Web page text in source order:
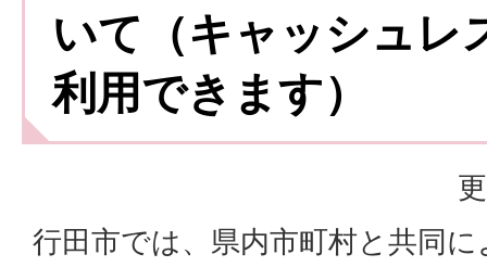
いて（キャッシュレ
利用できます）
行田市では、県内市町村と共同